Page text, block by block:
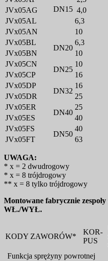
DN15
JVx05AG
4,0
JVx05AL
6,3
JVx05AN
10
JVx05BL
DN20
6,3
JVx05BN
10
JVx05CN
DN25
10
JVx05CP
16
JVx05DP
DN32
16
JVx05DR
25
JVx05ER
DN40
25
JVx05ES
40
JVx05FS
DN50
40
JVx05FT
63
UWAGA:
* x = 2 dwudrogowy
* x = 8 trójdrogowy
** x = 8 tylko trójdrogowy
Montowane fabrycznie
WŁ./WYŁ.
KODY ZAWORÓW*
KOR-
PUS
Funkcja sprężyny powrotnej